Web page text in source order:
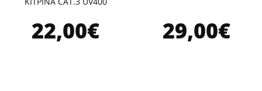
22,00€ 29,00€